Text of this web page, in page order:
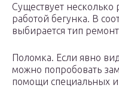
Существует
работой бегунка. В
выбирается тип
Поломка. Если явно
можно попробовать
помощи специальных